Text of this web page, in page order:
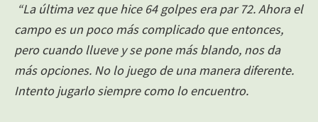
“La última vez que hice 64 golpes era par 72. Ahora el
campo es un poco más complicado que entonces,
pero cuando llueve y se pone más blando, nos da
más opciones. No lo juego de una manera diferente.
Intento jugarlo siempre como lo encuentro.